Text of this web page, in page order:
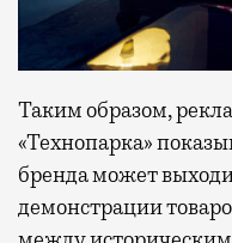
Таким образом,
«Технопарка»
бренда может
демонстрации